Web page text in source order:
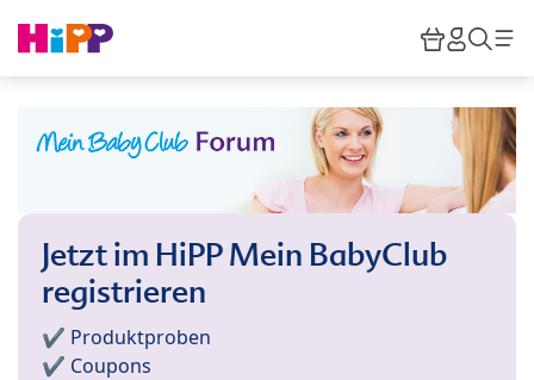
HiPP
Jetzt im HiPP Mein BabyClub
registrieren
✔️ Produktproben
✔️ Coupons